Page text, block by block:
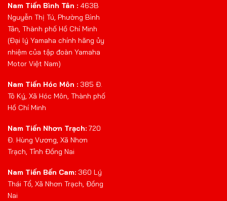
Nam Tiến Bình Tân : 463B
Nguyễn Thị Tú, Phường Bình
Tân, Thành phố Hồ Chí Minh
(Đại lý Yamaha chính hãng ủy
nhiệm của tập đoàn Yamaha
Motor Việt Nam)
Nam Tiến Hóc Môn : 385 Đ.
Tô Ký, Xã Hóc Môn, Thành phố
Hồ Chí Minh
Nam Tiến Nhơn Trạch: 720
Đ. Hùng Vương, Xã Nhơn
Trạch, Tỉnh Đồng Nai
Nam Tiến Bến Cam: 360 Lý
Thái Tổ, Xã Nhơn Trạch, Đồng
Nai